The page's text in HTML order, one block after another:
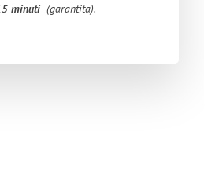
minuti (garantita).